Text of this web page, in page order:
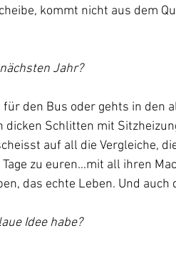
kommt nicht aus dem
Jahr?
den Bus oder gehts in den
dicken Schlitten mit
auf all die Vergleiche,
zu euren...mit all ihren
das echte Leben. Und auch
Idee habe?